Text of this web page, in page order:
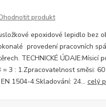
produkt
epoxidové lepidlo bez
provedení pracovních
TECHNICKÉ ÚDAJE:Mísicí
3 : 1.Zpracovatelnost směsi:
1504-4.Skladování: 24... celý